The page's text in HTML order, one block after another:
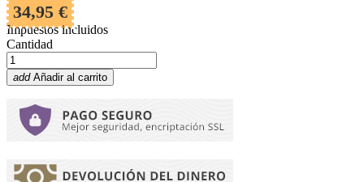
34,95 €
Impuestos incluidos
Cantidad
add Añadir al carrito